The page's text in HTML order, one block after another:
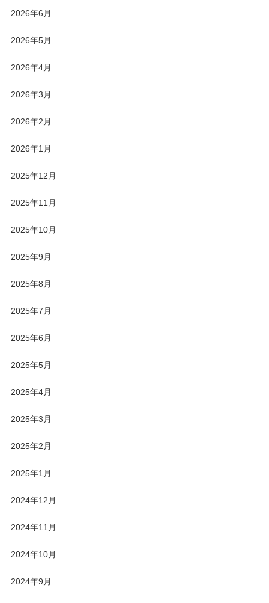
2026年6月
2026年5月
2026年4月
2026年3月
2026年2月
2026年1月
2025年12月
2025年11月
2025年10月
2025年9月
2025年8月
2025年7月
2025年6月
2025年5月
2025年4月
2025年3月
2025年2月
2025年1月
2024年12月
2024年11月
2024年10月
2024年9月